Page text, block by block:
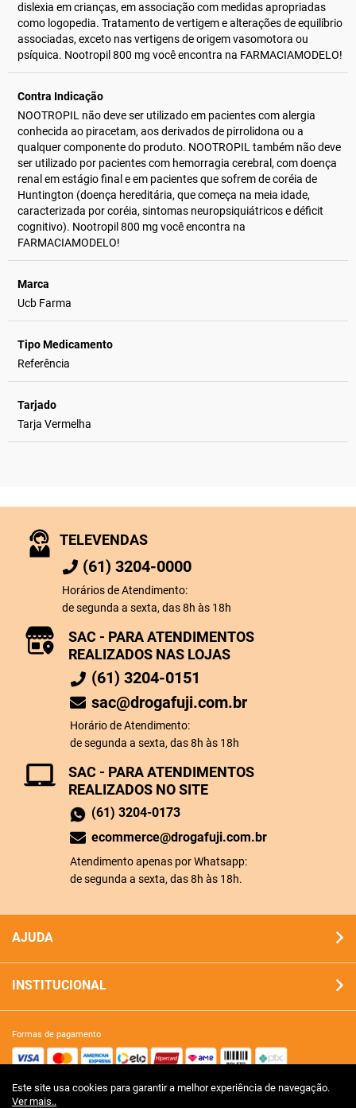
Este site usa cookies para garantir a melhor experiência de navegação.
Ver mais..
dislexia em crianças, em associação com medidas apropriadas
como logopedia. Tratamento de vertigem e alterações de equilíbrio
associadas, exceto nas vertigens de origem vasomotora ou
psíquica. Nootropil 800 mg você encontra na FARMACIAMODELO!
Contra Indicação
NOOTROPIL não deve ser utilizado em pacientes com alergia
conhecida ao piracetam, aos derivados de pirrolidona ou a
qualquer componente do produto. NOOTROPIL também não deve
ser utilizado por pacientes com hemorragia cerebral, com doença
renal em estágio final e em pacientes que sofrem de coréia de
Huntington (doença hereditária, que começa na meia idade,
caracterizada por coréia, sintomas neuropsiquiátricos e déficit
cognitivo). Nootropil 800 mg você encontra na
FARMACIAMODELO!
Marca
Ucb Farma
Tipo Medicamento
Referência
Tarjado
Tarja Vermelha
TELEVENDAS
(61) 3204-0000
Horários de Atendimento:
de segunda a sexta, das 8h às 18h
SAC - PARA ATENDIMENTOS
REALIZADOS NO SITE
(61) 3204-0173
ecommerce@drogafuji.com.br
Atendimento apenas por Whatsapp:
de segunda a sexta, das 8h às 18h.
SAC - PARA ATENDIMENTOS
REALIZADOS NAS LOJAS
(61) 3204-0151
sac@drogafuji.com.br
Horário de Atendimento:
de segunda a sexta, das 8h às 18h
AJUDA
INSTITUCIONAL
formas de pagamento
site 100% seguro